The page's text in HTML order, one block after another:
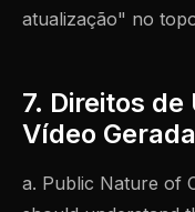
atualização" no
7. Direitos
Vídeo
a. Public Nature of